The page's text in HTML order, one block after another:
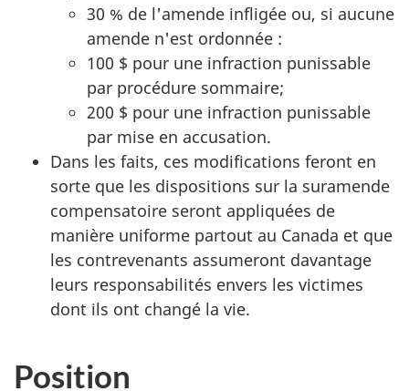
30 % de l'amende infligée ou, si aucune
amende n'est ordonnée :
100 $ pour une infraction punissable
par procédure sommaire;
200 $ pour une infraction punissable
par mise en accusation.
Dans les faits, ces modifications feront en
sorte que les dispositions sur la suramende
compensatoire seront appliquées de
manière uniforme partout au Canada et que
les contrevenants assumeront davantage
leurs responsabilités envers les victimes
dont ils ont changé la vie.
Position